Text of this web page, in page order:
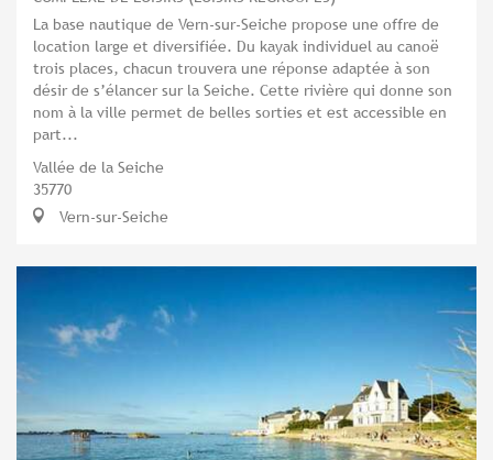
La base nautique de Vern-sur-Seiche propose une offre de
location large et diversifiée. Du kayak individuel au canoë
trois places, chacun trouvera une réponse adaptée à son
désir de s’élancer sur la Seiche. Cette rivière qui donne son
nom à la ville permet de belles sorties et est accessible en
part...
Vallée de la Seiche
35770
Vern-sur-Seiche